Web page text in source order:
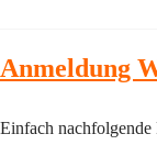
Anmeldung
Einfach